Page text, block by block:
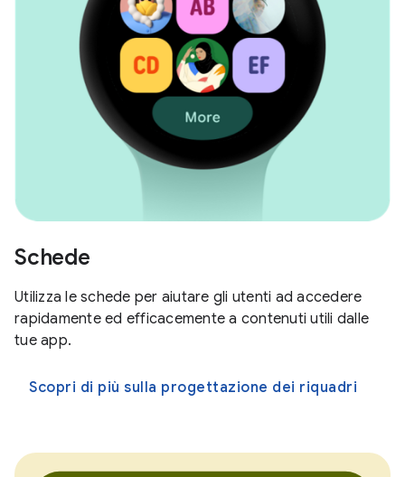
Schede
Utilizza le schede per aiutare gli utenti ad accedere
rapidamente ed efficacemente a contenuti utili dalle
tue app.
Scopri di più sulla progettazione dei riquadri